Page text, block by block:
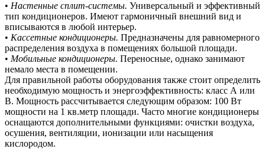
• Настенные сплит-системы. Универсальный и эффективный
тип кондиционеров. Имеют гармоничный внешний вид и
вписываются в любой интерьер.
• Кассетные кондиционеры. Предназначены для равномерного
распределения воздуха в помещениях большой площади.
• Мобильные кондиционеры. Переносные, однако занимают
немало места в помещении.
Для правильной работы оборудования также стоит определить
необходимую мощность и энергоэффективность: класс А или
В. Мощность рассчитывается следующим образом: 100 Вт
мощности на 1 кв.метр площади. Часто многие кондиционеры
оснащаются дополнительными функциями: очистки воздуха,
осушения, вентиляции, ионизации или насыщения
кислородом.